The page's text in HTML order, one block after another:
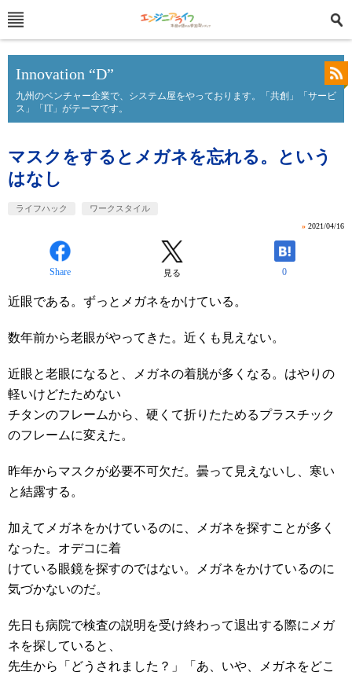
Innovation “D”
九州のベンチャー企業で、システム屋をやっております。「共創」「サービ
ス」「IT」がテーマです。
マスクをするとメガネを忘れる。という
はなし
ライフハック ワークスタイル
» 2021/04/16
Share 見る 0
近眼である。ずっとメガネをかけている。
数年前から老眼がやってきた。近くも見えない。
近眼と老眼になると、メガネの着脱が多くなる。はやりの
軽いけどたためない
チタンのフレームから、硬くて折りたためるプラスチック
のフレームに変えた。
昨年からマスクが必要不可欠だ。曇って見えないし、寒い
と結露する。
加えてメガネをかけているのに、メガネを探すことが多く
なった。オデコに着
けている眼鏡を探すのではない。メガネをかけているのに
気づかないのだ。
先日も病院で検査の説明を受け終わって退出する際にメガ
ネを探していると、
先生から「どうされました？」「あ、いや、メガネをどこ